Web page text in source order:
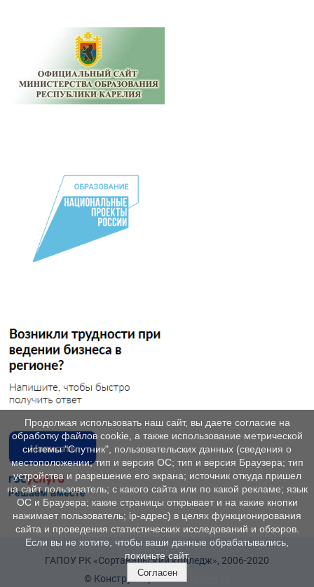
ГАПОУ РК «Сортавальский колледж», 2006-2020
© Конструктор сайтов
Продолжая использовать наш сайт, вы даете согласие на
обработку файлов cookie, а также использование метрической
системы "Спутник", пользовательских данных (сведения о
местоположении; тип и версия ОС; тип и версия Браузера; тип
устройства и разрешение его экрана; источник откуда пришел
на сайт пользователь; с какого сайта или по какой рекламе; язык
ОС и Браузера; какие страницы открывает и на какие кнопки
нажимает пользователь; ip-адрес) в целях функционирования
сайта и проведения статистических исследований и обзоров.
Если вы не хотите, чтобы ваши данные обрабатывались,
покиньте сайт.
Согласен